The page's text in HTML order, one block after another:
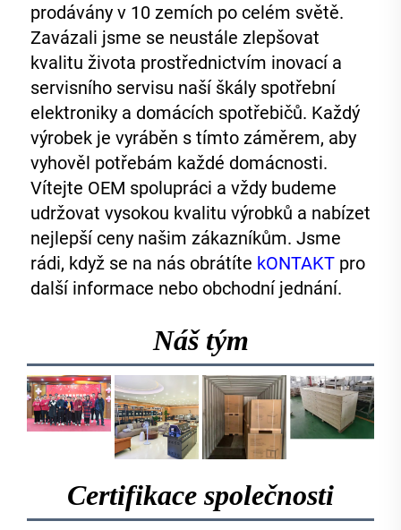
prodávány v 10 zemích po celém světě.
Zavázali jsme se neustále zlepšovat
kvalitu života prostřednictvím inovací a
servisního servisu naší škály spotřební
elektroniky a domácích spotřebičů. Každý
výrobek je vyráběn s tímto záměrem, aby
vyhověl potřebám každé domácnosti.
Vítejte OEM spolupráci a vždy budeme
udržovat vysokou kvalitu výrobků a nabízet
nejlepší ceny našim zákazníkům. Jsme
rádi, když se na nás obrátíte kONTAKT pro
další informace nebo obchodní jednání.
Náš tým
Certifikace společnosti